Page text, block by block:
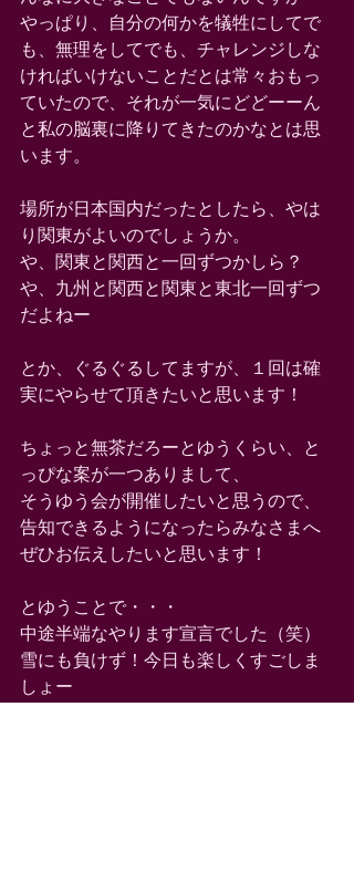
やっぱり、自分の何かを犠牲にしてで
も、無理をしてでも、チャレンジしな
ければいけないことだとは常々おもっ
ていたので、それが一気にどどーーん
と私の脳裏に降りてきたのかなとは思
います。
場所が日本国内だったとしたら、やは
り関東がよいのでしょうか。
や、関東と関西と一回ずつかしら？
や、九州と関西と関東と東北一回ずつ
だよねー
とか、ぐるぐるしてますが、１回は確
実にやらせて頂きたいと思います！
ちょっと無茶だろーとゆうくらい、と
っぴな案が一つありまして、
そうゆう会が開催したいと思うので、
告知できるようになったらみなさまへ
ぜひお伝えしたいと思います！
とゆうことで・・・
中途半端なやります宣言でした（笑）
雪にも負けず！今日も楽しくすごしま
しょー